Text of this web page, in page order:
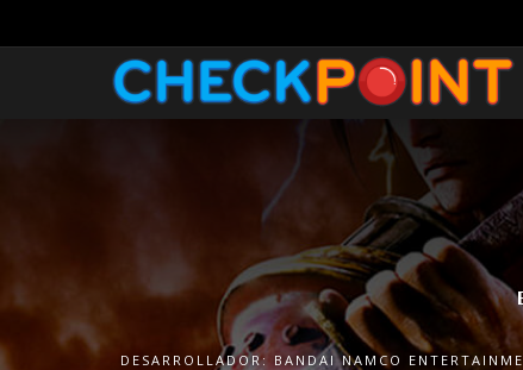
DESARROLLADOR: BANDAI NAMCO